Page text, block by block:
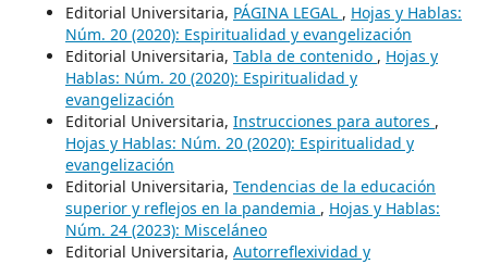
Editorial Universitaria, PÁGINA LEGAL , Hojas y Hablas:
Núm. 20 (2020): Espiritualidad y evangelización
Editorial Universitaria, Tabla de contenido , Hojas y
Hablas: Núm. 20 (2020): Espiritualidad y
evangelización
Editorial Universitaria, Instrucciones para autores ,
Hojas y Hablas: Núm. 20 (2020): Espiritualidad y
evangelización
Editorial Universitaria, Tendencias de la educación
superior y reflejos en la pandemia , Hojas y Hablas:
Núm. 24 (2023): Misceláneo
Editorial Universitaria, Autorreflexividad y